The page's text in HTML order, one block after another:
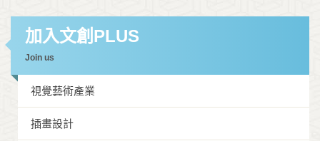
加入文創PLUS
Join us
視覺藝術產業
插畫設計